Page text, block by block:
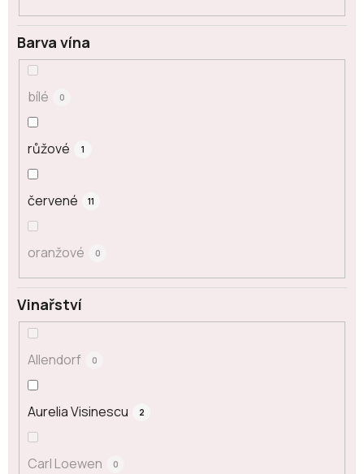
Barva vína
bílé 0
růžové 1
červené 11
oranžové 0
Vinařství
Allendorf 0
Aurelia Visinescu 2
Carl Loewen 0